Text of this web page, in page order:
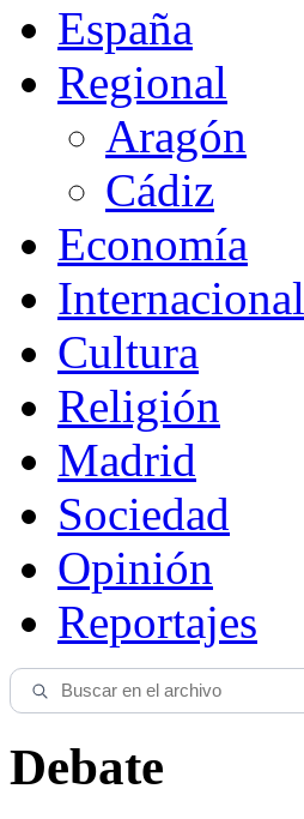
España
Regional
Aragón
Cádiz
Economía
Internacional
Cultura
Religión
Madrid
Sociedad
Opinión
Reportajes
Debate